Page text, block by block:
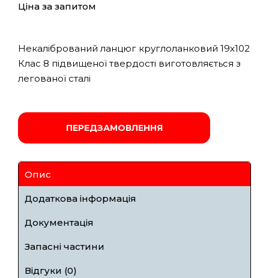
Ціна за запитом
Некалібрований ланцюг круглоланковий 19х102
Клас 8 підвищеної твердості виготовляється з
легованої сталі
ПЕРЕДЗАМОВЛЕННЯ
Опис
Додаткова інформація
Документація
Запасні частини
Відгуки (0)